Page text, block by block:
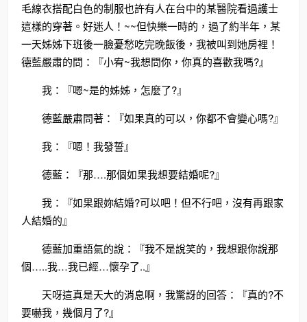
毛線衣搭配白色的制服也許有人在台中的某醫院看過護士
這樣的穿著。好迷人！~~但快樂一時的，過了約半年，某
一天姊姊下班後一臉憂愁吃完晚飯後，我被叫到她房裡！
德藍嚴肅的問：『小宥~我想問你，你真的喜歡我嗎?』
我：『嗯~是的姊姊，怎麼了?』
德藍嚴肅問著：『如果真的可以，你都不會變心嗎?』
我：『嗯！我發誓』
德藍：『那….那個如果我想要結婚呢?』
我：『如果跟妳結婚?可以吧！但不行吧，沒有再跟家
人結婚的』
德藍加重語氣的說：『我不是說笑的，我想跟你說那
個…..我…我已經…懷孕了..』
天呀這真是天大的消息啊，我驚訝的回答：『真的?不
要嚇我，幾個月了?』